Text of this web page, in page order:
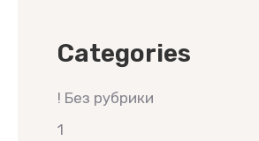
Categories
! Без рубрики
1